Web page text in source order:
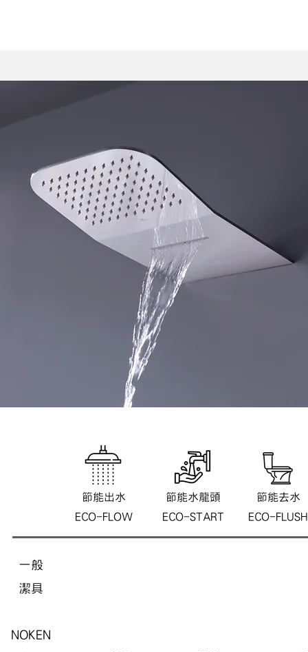
節能出水
ECO-FLOW
節能水龍頭
ECO-START
節能去水
ECO-FLUSH
一般
潔具
NOKEN